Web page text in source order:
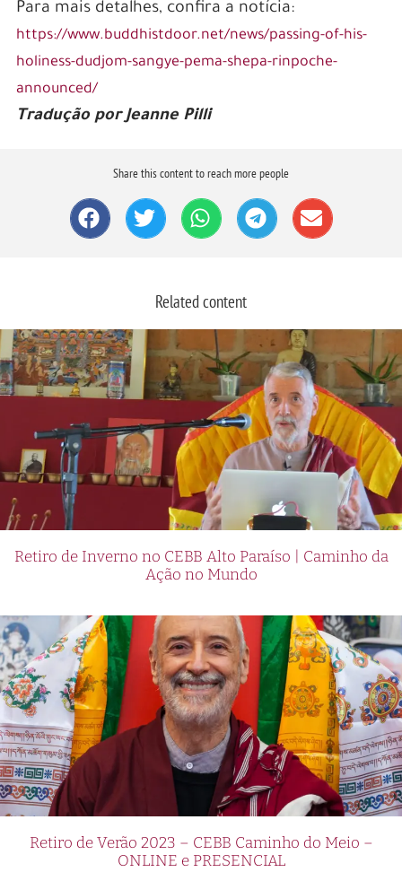
Para mais detalhes, confira a notícia:
https://www.buddhistdoor.net/news/passing-of-his-
holiness-dudjom-sangye-pema-shepa-rinpoche-
announced/
Tradução por Jeanne Pilli
Share this content to reach more people
Related content
Retiro de Inverno no CEBB Alto Paraíso | Caminho da
Ação no Mundo
Retiro de Verão 2023 – CEBB Caminho do Meio –
ONLINE e PRESENCIAL